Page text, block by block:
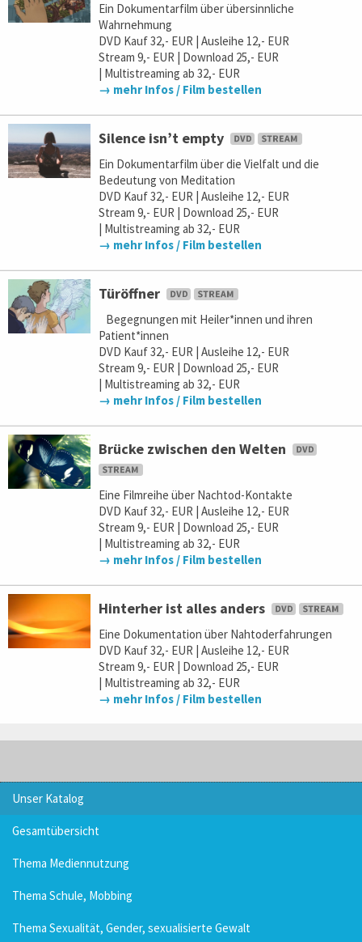
Ein Dokumentarfilm über übersinnliche
Wahrnehmung
DVD Kauf 32,- EUR | Ausleihe 12,- EUR
Stream 9,- EUR | Download 25,- EUR
| Multistreaming ab 32,- EUR
→ mehr Infos / Film bestellen
Silence isn’t empty
Ein Dokumentarfilm über die Vielfalt und die
Bedeutung von Meditation
DVD Kauf 32,- EUR | Ausleihe 12,- EUR
Stream 9,- EUR | Download 25,- EUR
| Multistreaming ab 32,- EUR
→ mehr Infos / Film bestellen
Türöffner
Begegnungen mit Heiler*innen und ihren
Patient*innen
DVD Kauf 32,- EUR | Ausleihe 12,- EUR
Stream 9,- EUR | Download 25,- EUR
| Multistreaming ab 32,- EUR
→ mehr Infos / Film bestellen
Brücke zwischen den Welten
Eine Filmreihe über Nachtod-Kontakte
DVD Kauf 32,- EUR | Ausleihe 12,- EUR
Stream 9,- EUR | Download 25,- EUR
| Multistreaming ab 32,- EUR
→ mehr Infos / Film bestellen
Hinterher ist alles anders
Eine Dokumentation über Nahtoderfahrungen
DVD Kauf 32,- EUR | Ausleihe 12,- EUR
Stream 9,- EUR | Download 25,- EUR
| Multistreaming ab 32,- EUR
→ mehr Infos / Film bestellen
Unser Katalog
Gesamtübersicht
Thema Mediennutzung
Thema Schule, Mobbing
Thema Sexualität, Gender, sexualisierte Gewalt